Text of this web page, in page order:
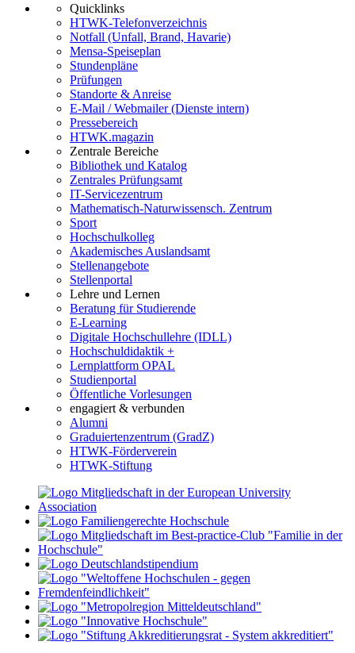
Quicklinks
HTWK-Telefonverzeichnis
Notfall (Unfall, Brand, Havarie)
Mensa-Speiseplan
Stundenpläne
Prüfungen
Standorte & Anreise
E-Mail / Webmailer (Dienste intern)
Pressebereich
HTWK.magazin
Zentrale Bereiche
Bibliothek und Katalog
Zentrales Prüfungsamt
IT-Servicezentrum
Mathematisch-Naturwissensch. Zentrum
Sport
Hochschulkolleg
Akademisches Auslandsamt
Stellenangebote
Stellenportal
Lehre und Lernen
Beratung für Studierende
E-Learning
Digitale Hochschullehre (IDLL)
Hochschuldidaktik +
Lernplattform OPAL
Studienportal
Öffentliche Vorlesungen
engagiert & verbunden
Alumni
Graduiertenzentrum (GradZ)
HTWK-Förderverein
HTWK-Stiftung